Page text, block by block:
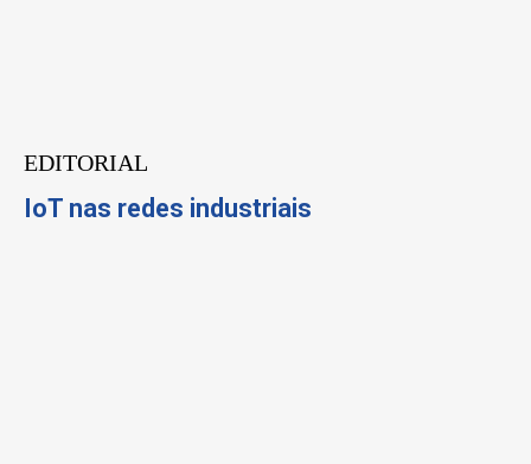
EDITORIAL
IoT nas redes industriais